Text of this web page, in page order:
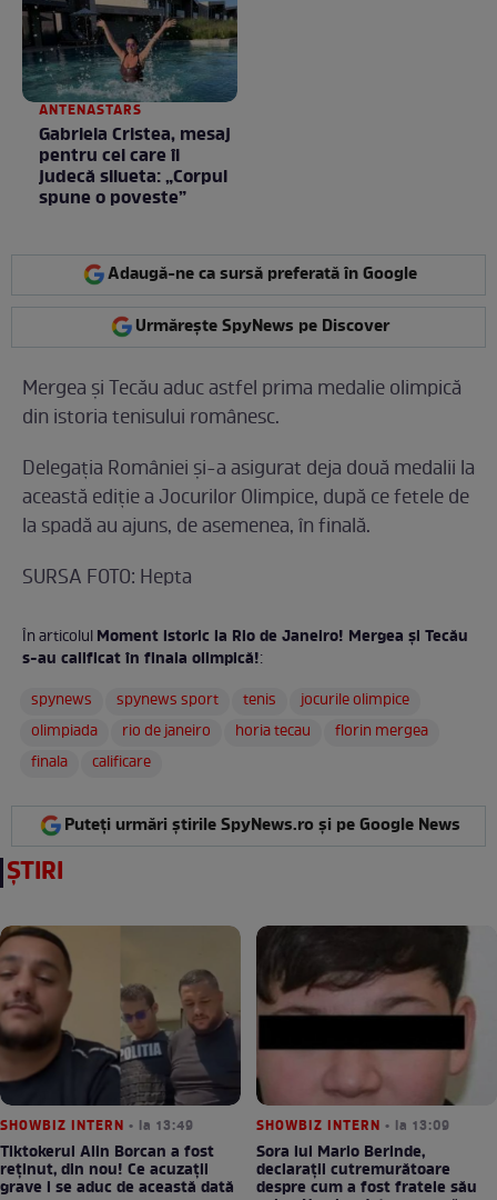
ANTENASTARS
Gabriela Cristea, mesaj
pentru cei care îi
judecă silueta: „Corpul
spune o poveste”
Adaugă-ne ca sursă preferată în Google
Urmărește SpyNews pe Discover
Mergea și Tecău aduc astfel prima medalie olimpică
din istoria tenisului românesc.
Delegaţia României şi-a asigurat deja două medalii la
această ediție a Jocurilor Olimpice, după ce fetele de
la spadă au ajuns, de asemenea, în finală.
SURSA FOTO: Hepta
În articolulMoment istoric la Rio de Janeiro! Mergea și Tecău
s-au calificat în finala olimpică!:
spynews
spynews sport tenis
jocurile olimpice
olimpiada
rio de janeiro horia tecau
florin mergea
finala
calificare
Puteți urmări știrile SpyNews.ro și pe Google News
ȘTIRI
SHOWBIZ INTERN • la 13:49
Tiktokerul Alin Borcan a fost
reținut, din nou! Ce acuzații
grave i se aduc de această dată
SHOWBIZ INTERN • la 13:09
Sora lui Mario Berinde,
declarații cutremurătoare
despre cum a fost fratele său